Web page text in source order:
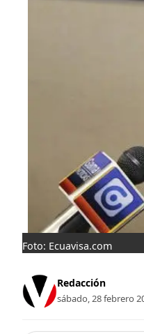
Foto: Ecuavisa.com
Redacción
sábado, 28 febrero